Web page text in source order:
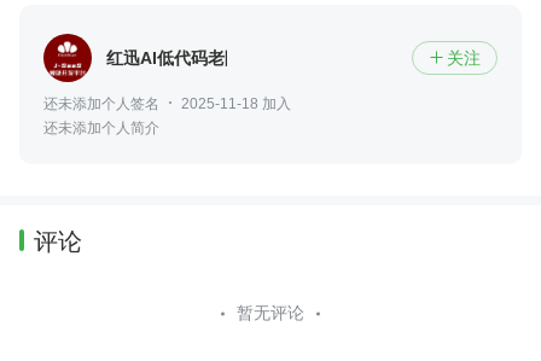
红迅AI低代码老陈  关注
还未添加个人签名
2025-11-18 加入
还未添加个人简介
评论
暂无评论